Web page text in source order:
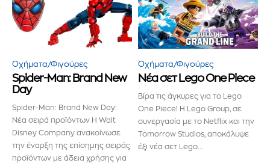
Οχήματα/Φιγούρες
Spider-Man: Brand New
Day
Spider-Man: Brand New Day:
Νέα σειρά προϊόντων Η Walt
Disney Company ανακοίνωσε
την έναρξη της επίσημης σειράς
προϊόντων με άδεια χρήσης για
Οχήματα/Φιγούρες
Νέα σετ Lego One Piece
Βίρα τις άγκυρες για το Lego
One Piece! Η Lego Group, σε
συνεργασία με το Netflix και την
Tomorrow Studios, αποκάλυψε
έξι νέα σετ Lego...